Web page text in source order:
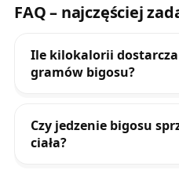
FAQ – najczęściej
Ile kilokalorii dostarcza
gramów bigosu?
Czy jedzenie bigosu
ciała?